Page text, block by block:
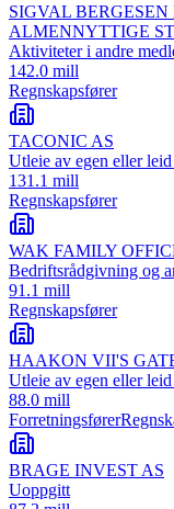
SIGVAL
ALMENNYTTIGE
Aktiviteter i andre
142.0 mill
Regnskapsfører
TACONIC AS
Utleie av egen eller
131.1 mill
Regnskapsfører
WAK FAMILY
Bedriftsrådgivning og
91.1 mill
Regnskapsfører
HAAKON VII'S
Utleie av egen eller
88.0 mill
Forretningsfører
BRAGE INVEST AS
Uoppgitt